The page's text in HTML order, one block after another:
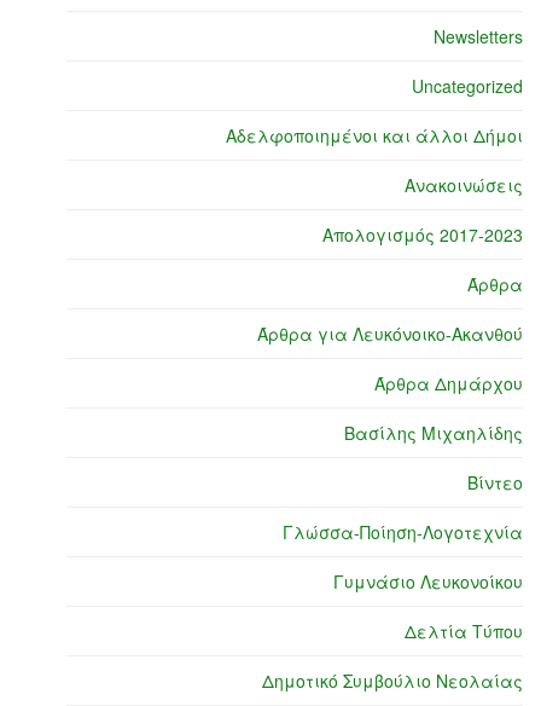
Newsletters
Uncategorized
Αδελφοποιημένοι και άλλοι Δήμοι
Ανακοινώσεις
Απολογισμός 2017-2023
Άρθρα
Άρθρα για Λευκόνοικο-Ακανθού
Άρθρα Δημάρχου
Βασίλης Μιχαηλίδης
Βίντεο
Γλώσσα-Ποίηση-Λογοτεχνία
Γυμνάσιο Λευκονοίκου
Δελτία Τύπου
Δημοτικό Συμβούλιο Νεολαίας